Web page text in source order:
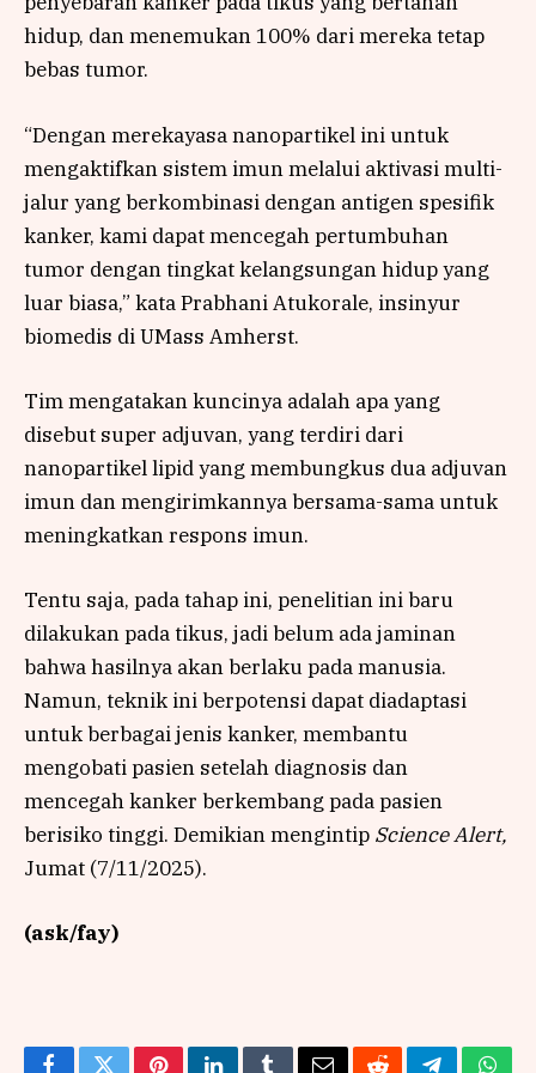
hidup, dan menemukan 100% dari mereka tetap
bebas tumor.
“Dengan merekayasa nanopartikel ini untuk
mengaktifkan sistem imun melalui aktivasi multi-
jalur yang berkombinasi dengan antigen spesifik
kanker, kami dapat mencegah pertumbuhan
tumor dengan tingkat kelangsungan hidup yang
luar biasa,” kata Prabhani Atukorale, insinyur
biomedis di UMass Amherst.
Tim mengatakan kuncinya adalah apa yang
disebut super adjuvan, yang terdiri dari
nanopartikel lipid yang membungkus dua adjuvan
imun dan mengirimkannya bersama-sama untuk
meningkatkan respons imun.
Tentu saja, pada tahap ini, penelitian ini baru
dilakukan pada tikus, jadi belum ada jaminan
bahwa hasilnya akan berlaku pada manusia.
Namun, teknik ini berpotensi dapat diadaptasi
untuk berbagai jenis kanker, membantu
mengobati pasien setelah diagnosis dan
mencegah kanker berkembang pada pasien
berisiko tinggi. Demikian mengintip Science Alert,
Jumat (7/11/2025).
(ask/fay)